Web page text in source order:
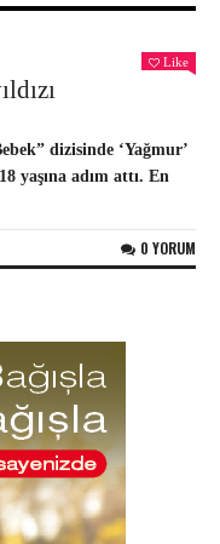
Like
dizisinde ‘Yağmur’
yaşına adım attı. En
0 YORUM